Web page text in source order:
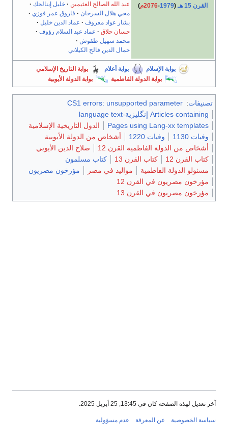
القرن 15 هـ (
1979
-2076م )
عبد الله الصالح العثيمين
خليل إينالجك
محي هلال السرحان
فاروق عمر فوزي
بشار عواد معروف
عماد الدين خليل
حسان حلاق
عماد عبد السلام رؤوف
محمد سهيل طقوش
جمال الدين فالح الكيلاني
بوابة الإسلام بوابة أعلام
بوابة التاريخ الإسلامي
بوابة الدولة الفاطمية
بوابة الدولة الأيوبية
تصنيفات:
CS1 errors: unsupported parameter
Articles containing إنگليزية-language text
Pages using Lang-xx templates
الدول التاريخية الإسلامية
وفيات 1130
وفيات 1220
أشخاص من الدولة الأيوبية
أشخاص من الدولة الفاطمية القرن 12
صلاح الدين الأيوبي
كتاب القرن 12
كتاب القرن 13
كتاب مسلمون
مسئولو الدولة الفاطمية
مواليد في مصر
مؤرخون مصريون
مؤرخون مصريون في القرن 12
مؤرخون مصريون في القرن 13
آخر تعديل لهذه الصفحة كان في 13:45, 25 أبريل 2025.
سياسة الخصوصية عن المعرفة عدم مسؤولية